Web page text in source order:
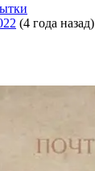
(4 года назад)